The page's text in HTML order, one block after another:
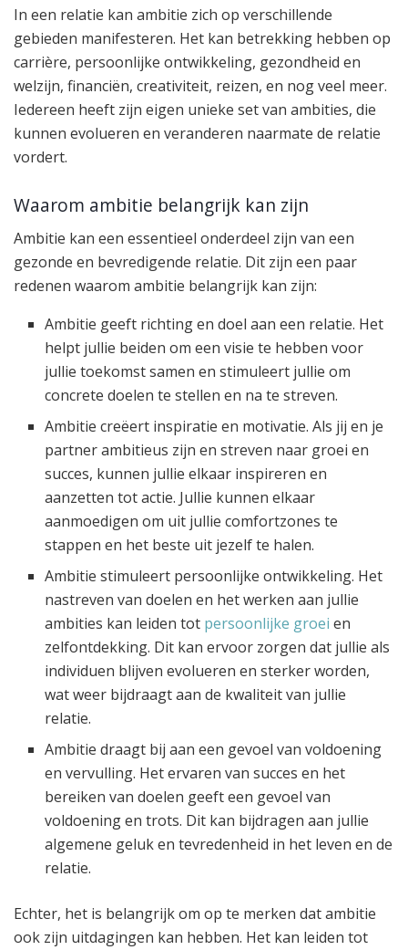
In een relatie kan ambitie zich op verschillende
gebieden manifesteren. Het kan betrekking hebben op
carrière, persoonlijke ontwikkeling, gezondheid en
welzijn, financiën, creativiteit, reizen, en nog veel meer.
Iedereen heeft zijn eigen unieke set van ambities, die
kunnen evolueren en veranderen naarmate de relatie
vordert.
Waarom ambitie belangrijk kan zijn
Ambitie kan een essentieel onderdeel zijn van een
gezonde en bevredigende relatie. Dit zijn een paar
redenen waarom ambitie belangrijk kan zijn:
Ambitie geeft richting en doel aan een relatie. Het
helpt jullie beiden om een visie te hebben voor
jullie toekomst samen en stimuleert jullie om
concrete doelen te stellen en na te streven.
Ambitie creëert inspiratie en motivatie. Als jij en je
partner ambitieus zijn en streven naar groei en
succes, kunnen jullie elkaar inspireren en
aanzetten tot actie. Jullie kunnen elkaar
aanmoedigen om uit jullie comfortzones te
stappen en het beste uit jezelf te halen.
Ambitie stimuleert persoonlijke ontwikkeling. Het
nastreven van doelen en het werken aan jullie
ambities kan leiden tot persoonlijke groei en
zelfontdekking. Dit kan ervoor zorgen dat jullie als
individuen blijven evolueren en sterker worden,
wat weer bijdraagt aan de kwaliteit van jullie
relatie.
Ambitie draagt bij aan een gevoel van voldoening
en vervulling. Het ervaren van succes en het
bereiken van doelen geeft een gevoel van
voldoening en trots. Dit kan bijdragen aan jullie
algemene geluk en tevredenheid in het leven en de
relatie.
Echter, het is belangrijk om op te merken dat ambitie
ook zijn uitdagingen kan hebben. Het kan leiden tot